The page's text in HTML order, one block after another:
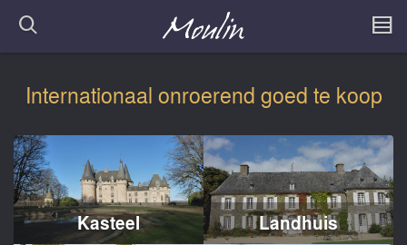
Internationaal onroerend goed te koop
Kasteel Landhuis